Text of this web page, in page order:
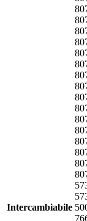
Intercambiabile